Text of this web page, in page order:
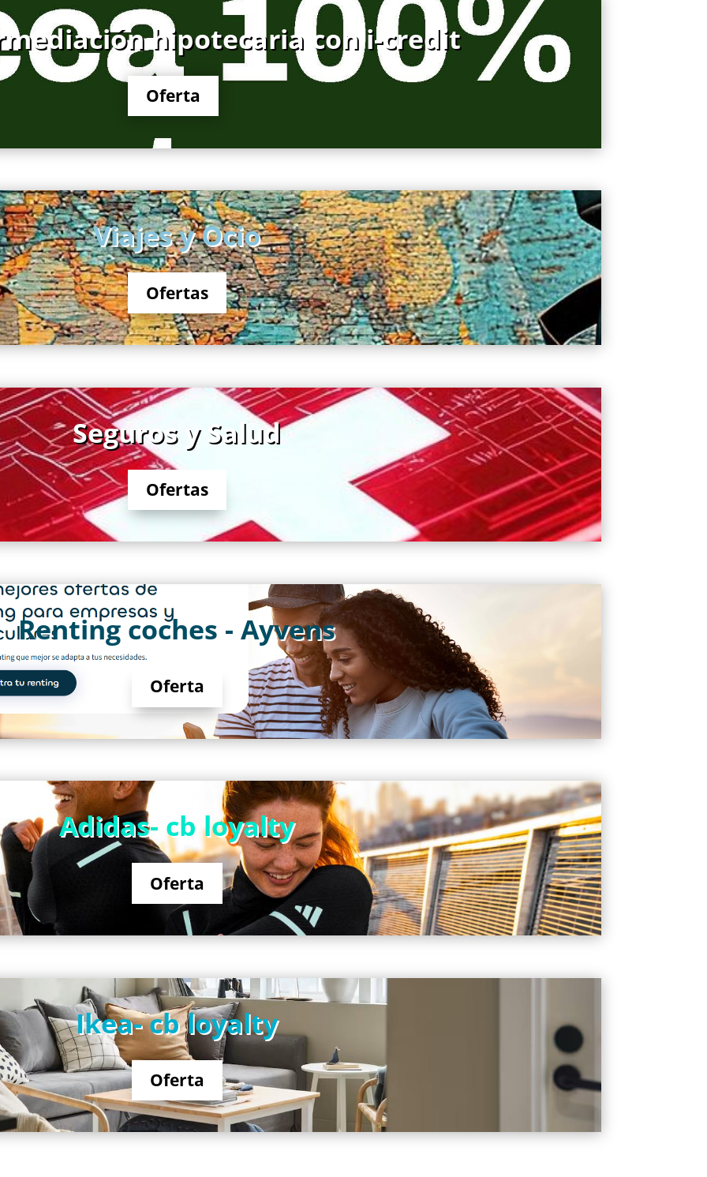
hipotecaria con i-credit
Oferta
Viajes y Ocio
Ofertas
Seguros y Salud
Ofertas
Renting coches - Ayvens
Oferta
Adidas- cb loyalty
Oferta
Ikea- cb loyalty
Oferta